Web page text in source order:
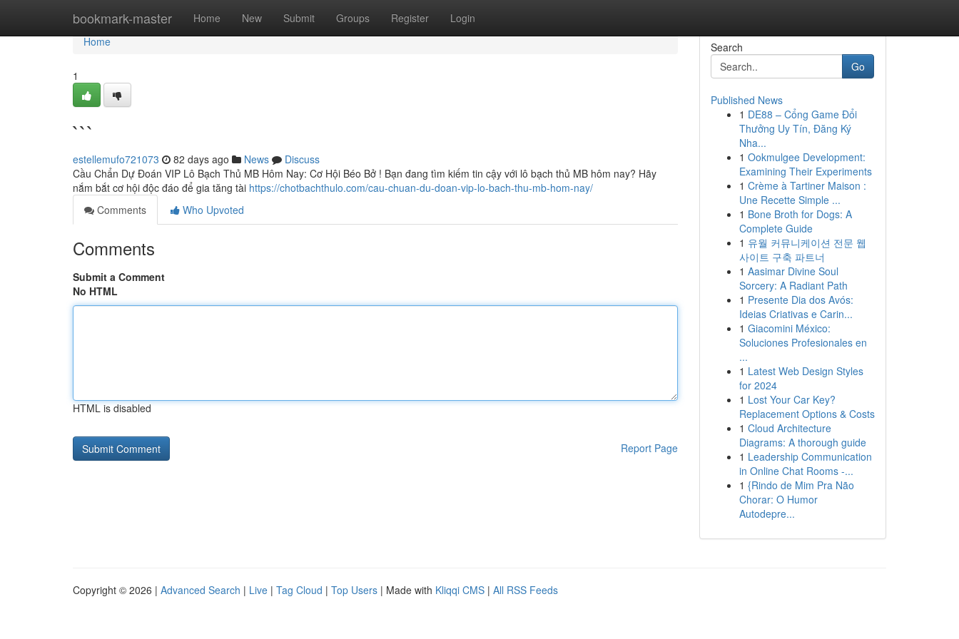
bookmark-master Home New Submit Groups Register Login
Home
Home
1
```
estellemufo721073 82 days ago News
Discuss
Cầu Chẩn Dự Đoán VIP Lô Bạch Thủ MB Hôm Nay: Cơ Hội Béo Bở ! Bạn đang tìm kiếm tin cậy với lô bạch thủ MB hôm nay? Hãy
nắm bắt cơ hội độc đáo để gia tăng tài https://chotbachthulo.com/cau-chuan-du-doan-vip-lo-bach-thu-mb-hom-nay/
Comments
Who Upvoted
Comments
Submit a Comment
No HTML
HTML is disabled
Report Page
Search
Go
Published News
1 DE88 – Cổng Game Đổi
Thưởng Uy Tín, Đăng Ký
Nha...
1 Ookmulgee Development:
Examining Their Experiments
1 Crème à Tartiner Maison :
Une Recette Simple ...
1 Bone Broth for Dogs: A
Complete Guide
1 유월 커뮤니케이션 전문 웹
사이트 구축 파트너
1 Aasimar Divine Soul
Sorcery: A Radiant Path
1 Presente Dia dos Avós:
Ideias Criativas e Carin...
1 Giacomini México:
Soluciones Profesionales en
...
1 Latest Web Design Styles
for 2024
1 Lost Your Car Key?
Replacement Options & Costs
1 Cloud Architecture
Diagrams: A thorough guide
1 Leadership Communication
in Online Chat Rooms -...
1 {Rindo de Mim Pra Não
Chorar: O Humor
Autodepre...
Copyright © 2026 | Advanced Search | Live | Tag Cloud | Top Users | Made with Kliqqi CMS | All RSS Feeds